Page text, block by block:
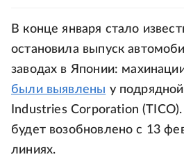
В конце января стало
остановила выпуск
заводах в Японии:
были выявлены у
Industries Corporation
будет возобновлено с 13
линиях.